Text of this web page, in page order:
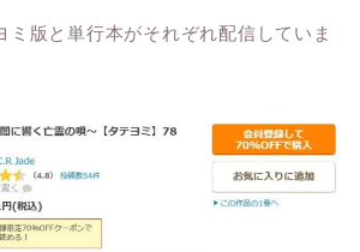
ミ版と単行本がそれぞれ配信していま